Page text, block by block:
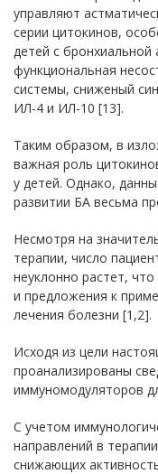
управляют
серии цитокинов,
детей с
функциональная
системы, сниженый
ИЛ-4 и ИЛ-10 [13].
Таким образом, в
важная роль
у детей. Однако,
развитии БА весьма
Несмотря на
терапии, число
неуклонно растет,
и предложения к
лечения болезни [1,2].
Исходя из цели
проанализированы
иммуномодуляторов
С учетом
направлений в
снижающих